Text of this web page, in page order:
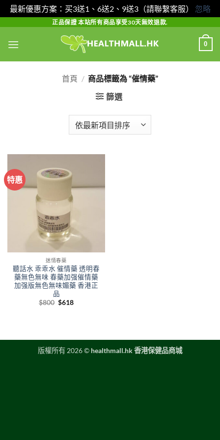
最新優惠方案：买3送1、6送2、9送3（請聯繫客服） 忽略
content
正品保證 本站所有商品享受30天無效退款.
0
首頁 / 商品標籤為 “催情藥”
篩選
特惠
迷情春藥
聽話水 乖乖水 催情藥 透明春
藥無色無味 春藥加强催情藥
加强版無色無味媚藥 香港正
品
$800 Original
$618Current
版權所有 2026 © healthmall.hk 香港保健品商城